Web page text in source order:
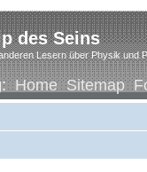
des Seins
Lesern über Physik und
Home Sitemap